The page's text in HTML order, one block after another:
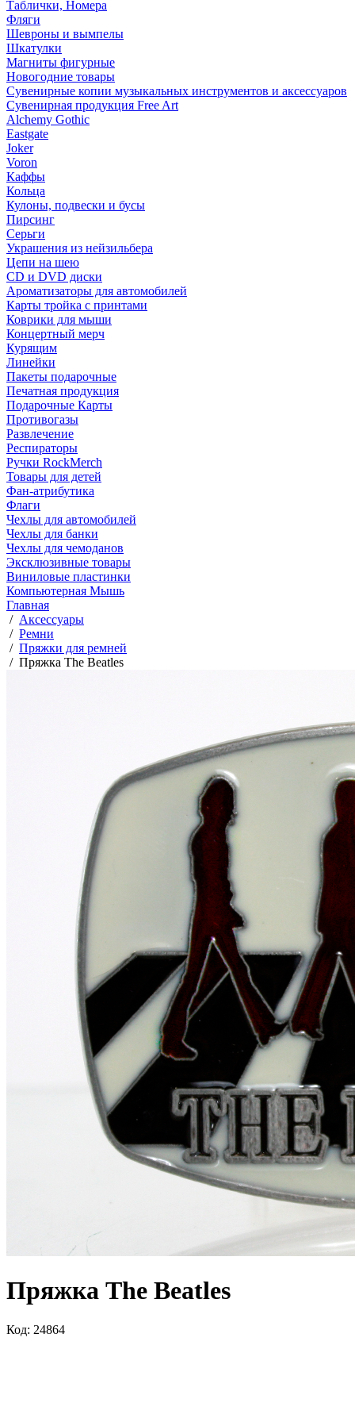
Таблички, Номера
Фляги
Шевроны и вымпелы
Шкатулки
Магниты фигурные
Новогодние товары
Сувенирные копии музыкальных инструментов и аксессуаров
Сувенирная продукция Free Art
Alchemy Gothic
Eastgate
Joker
Voron
Каффы
Кольца
Кулоны, подвески и бусы
Пирсинг
Серьги
Украшения из нейзильбера
Цепи на шею
CD и DVD диски
Ароматизаторы для автомобилей
Карты тройка с принтами
Коврики для мыши
Концертный мерч
Курящим
Линейки
Пакеты подарочные
Печатная продукция
Подарочные Карты
Противогазы
Развлечение
Респираторы
Ручки RockMerch
Товары для детей
Фан-атрибутика
Флаги
Чехлы для автомобилей
Чехлы для банки
Чехлы для чемоданов
Эксклюзивные товары
Виниловые пластинки
Компьютерная Мышь
Главная
/ Аксессуары
/ Ремни
/ Пряжки для ремней
/ Пряжка The Beatles
Пряжка The Beatles
Код: 24864